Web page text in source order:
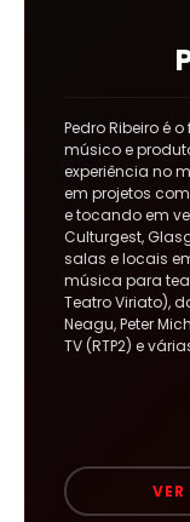
Pedro Ribeiro é
músico e
experiência no
em projetos
e tocando em
Culturgest,
salas e locais
música para
Teatro Viriato),
Neagu, Peter
TV (RTP2) e